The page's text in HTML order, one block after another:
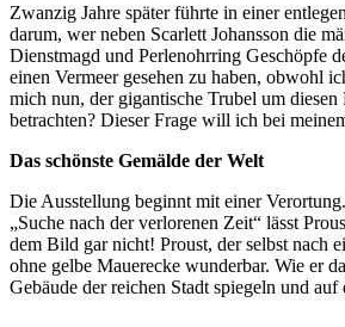
Zwanzig Jahre später führte in einer
darum, wer neben Scarlett Johansson die
Dienstmagd und Perlenohrring Geschöpfe
einen Vermeer gesehen zu haben, obwohl
mich nun, der gigantische Trubel um diesen
betrachten? Dieser Frage will ich bei
Das schönste Gemälde der Welt
Die Ausstellung beginnt mit einer
„Suche nach der verlorenen Zeit“ lässt
dem Bild gar nicht! Proust, der selbst nach
ohne gelbe Mauerecke wunderbar. Wie er
Gebäude der reichen Stadt spiegeln und